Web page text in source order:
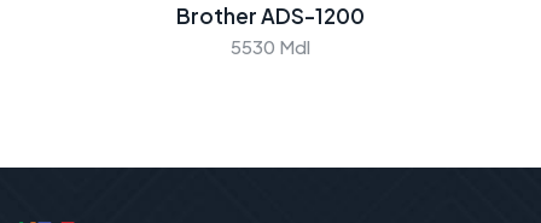
Brother ADS-1200
5530 Mdl